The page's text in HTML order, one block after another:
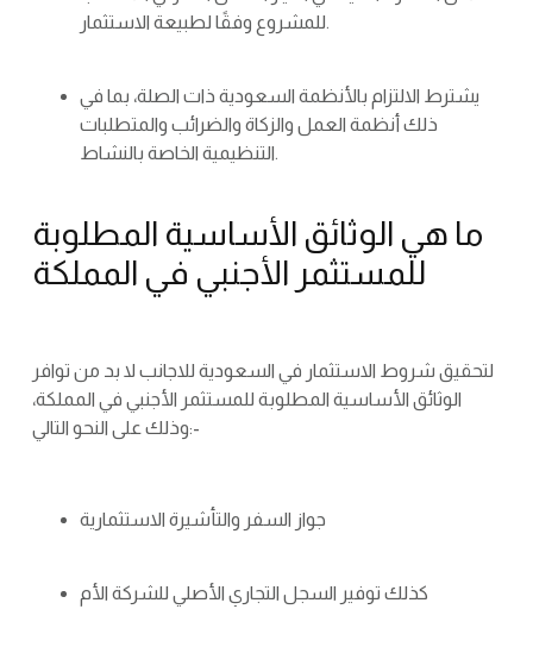
للمشروع وفقًا لطبيعة الاستثمار.
يشترط الالتزام بالأنظمة السعودية ذات الصلة، بما في
ذلك أنظمة العمل والزكاة والضرائب والمتطلبات
التنظيمية الخاصة بالنشاط.
ما هي الوثائق الأساسية المطلوبة
للمستثمر الأجنبي في المملكة
لتحقيق شروط الاستثمار في السعودية للاجانب لا بد من توافر
الوثائق الأساسية المطلوبة للمستثمر الأجنبي في المملكة،
وذلك على النحو التالي:-
جواز السفر والتأشيرة الاستثمارية
كذلك توفير السجل التجاري الأصلي للشركة الأم